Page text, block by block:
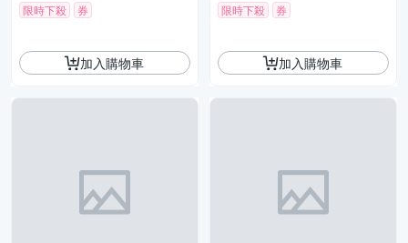
限時下殺 券
加入購物車
限時下殺 券
加入購物車